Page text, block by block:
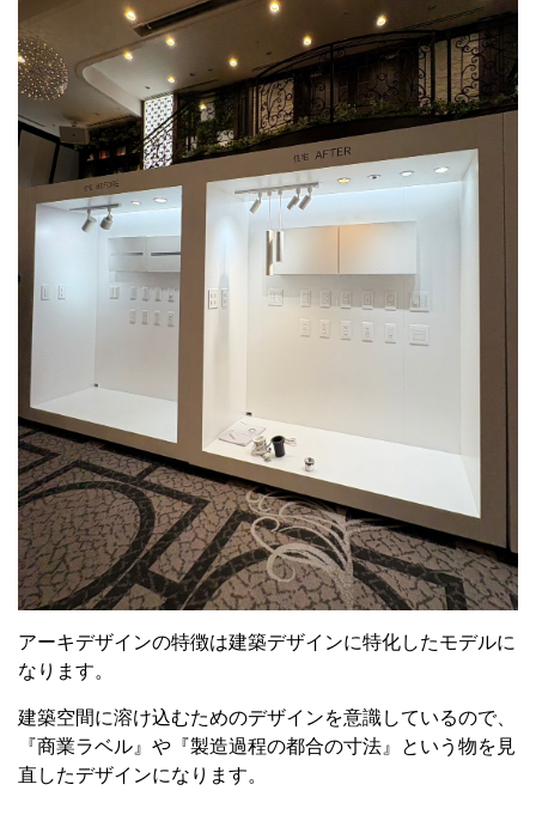
アーキデザインの特徴は建築デザインに特化したモデルに
なります。
建築空間に溶け込むためのデザインを意識しているので、
『商業ラベル』や『製造過程の都合の寸法』という物を見
直したデザインになります。